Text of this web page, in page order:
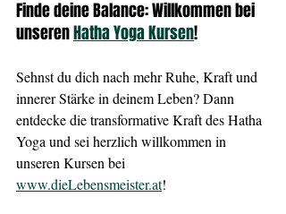
Finde deine Balance: Willkommen bei
unseren Hatha Yoga Kursen!
Sehnst du dich nach mehr Ruhe, Kraft und
innerer Stärke in deinem Leben? Dann
entdecke die transformative Kraft des Hatha
Yoga und sei herzlich willkommen in
unseren Kursen bei
www.dieLebensmeister.at!